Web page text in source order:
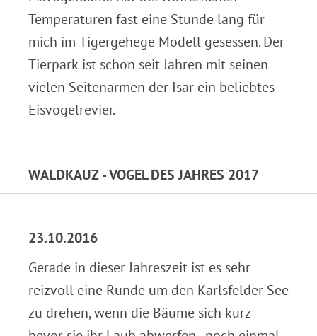
Temperaturen fast eine Stunde lang für
mich im Tigergehege Modell gesessen. Der
Tierpark ist schon seit Jahren mit seinen
vielen Seitenarmen der Isar ein beliebtes
Eisvogelrevier.
WALDKAUZ - VOGEL DES JAHRES 2017
23.10.2016
Gerade in dieser Jahreszeit ist es sehr
reizvoll eine Runde um den Karlsfelder See
zu drehen, wenn die Bäume sich kurz